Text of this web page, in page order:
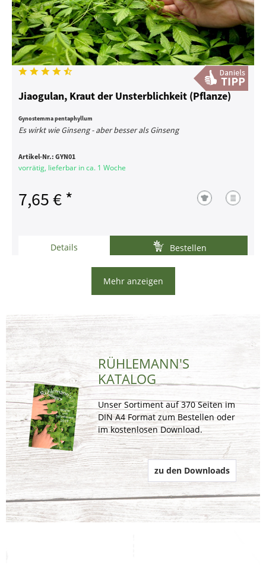
Jiaogulan, Kraut der Unsterblichkeit (Pflanze)
Gynostemma pentaphyllum
Es wirkt wie Ginseng - aber besser als Ginseng
Artikel-Nr.: GYN01
vorrätig, lieferbar in ca. 1 Woche
7,65 € *
Details Bestellen
Mehr anzeigen
RÜHLEMANN'S
KATALOG
Unser Sortiment auf 370 Seiten im
DIN A4 Format zum Bestellen oder
im kostenlosen Download.
zu den Downloads